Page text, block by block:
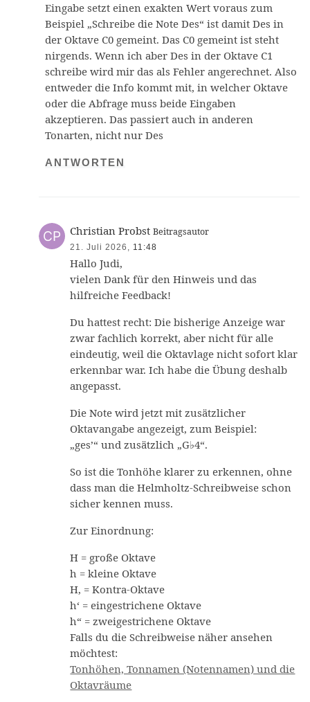
Eingabe setzt einen exakten Wert voraus zum
Beispiel „Schreibe die Note Des“ ist damit Des in
der Oktave C0 gemeint. Das C0 gemeint ist steht
nirgends. Wenn ich aber Des in der Oktave C1
schreibe wird mir das als Fehler angerechnet. Also
entweder die Info kommt mit, in welcher Oktave
oder die Abfrage muss beide Eingaben
akzeptieren. Das passiert auch in anderen
Tonarten, nicht nur Des
ANTWORTEN
Christian Probst Beitragsautor
21. Juli 2026, 11:48
Hallo Judi,
vielen Dank für den Hinweis und das
hilfreiche Feedback!
Du hattest recht: Die bisherige Anzeige war
zwar fachlich korrekt, aber nicht für alle
eindeutig, weil die Oktavlage nicht sofort klar
erkennbar war. Ich habe die Übung deshalb
angepasst.
Die Note wird jetzt mit zusätzlicher
Oktavangabe angezeigt, zum Beispiel:
„ges’“ und zusätzlich „G♭4“.
So ist die Tonhöhe klarer zu erkennen, ohne
dass man die Helmholtz-Schreibweise schon
sicher kennen muss.
Zur Einordnung:
H = große Oktave
h = kleine Oktave
H, = Kontra-Oktave
h‘ = eingestrichene Oktave
h“ = zweigestrichene Oktave
Falls du die Schreibweise näher ansehen
möchtest:
Tonhöhen, Tonnamen (Notennamen) und die
Oktavräume